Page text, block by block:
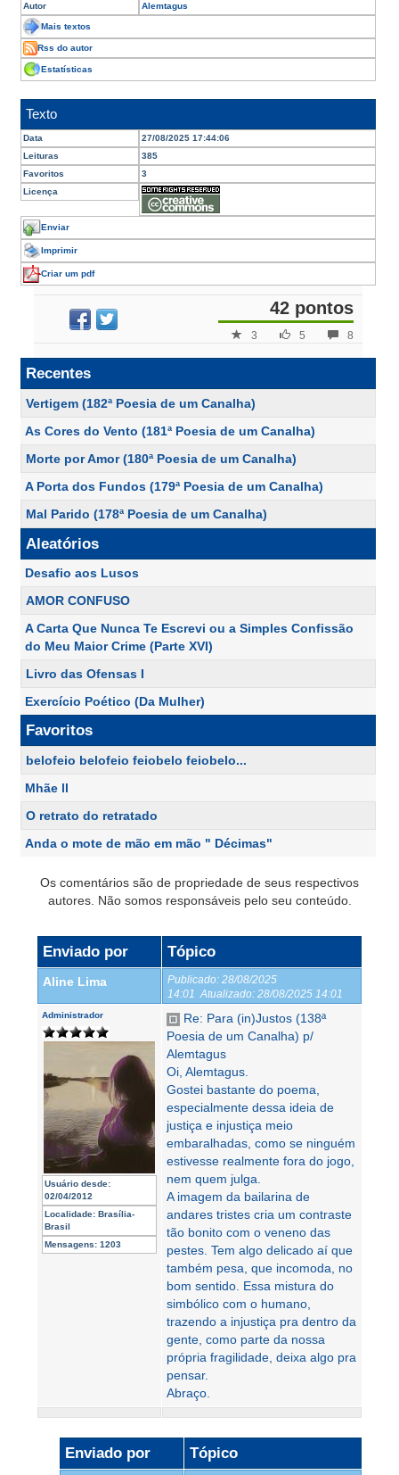
Autor Alemtagus
Mais textos
Rss do autor
Estatísticas
Texto
Data
27/08/2025 17:44:06
Leituras
385
Favoritos
3
Licença
Enviar
Imprimir
Criar um pdf
42 pontos
8
5
3
Recentes
Vertigem (182ª Poesia de um Canalha)
As Cores do Vento (181ª Poesia de um Canalha)
Morte por Amor (180ª Poesia de um Canalha)
A Porta dos Fundos (179ª Poesia de um Canalha)
Mal Parido (178ª Poesia de um Canalha)
Aleatórios
Desafio aos Lusos
AMOR CONFUSO
A Carta Que Nunca Te Escrevi ou a Simples Confissão
do Meu Maior Crime (Parte XVI)
Livro das Ofensas I
Exercício Poético (Da Mulher)
Favoritos
belofeio belofeio feiobelo feiobelo...
Mhãe ll
O retrato do retratado
Anda o mote de mão em mão " Décimas"
Os comentários são de propriedade de seus respectivos
autores. Não somos responsáveis pelo seu conteúdo.
Enviado por Tópico
Aline Lima Publicado: 28/08/2025
14:01 Atualizado: 28/08/2025 14:01
Administrador
Usuário desde:
02/04/2012
Localidade: Brasília-
Brasil
Mensagens: 1203
Re: Para (in)Justos (138ª
Poesia de um Canalha) p/
Alemtagus
Oi, Alemtagus.
Gostei bastante do poema,
especialmente dessa ideia de
justiça e injustiça meio
embaralhadas, como se ninguém
estivesse realmente fora do jogo,
nem quem julga.
A imagem da bailarina de
andares tristes cria um contraste
tão bonito com o veneno das
pestes. Tem algo delicado aí que
também pesa, que incomoda, no
bom sentido. Essa mistura do
simbólico com o humano,
trazendo a injustiça pra dentro da
gente, como parte da nossa
própria fragilidade, deixa algo pra
pensar.
Abraço.
Enviado por Tópico